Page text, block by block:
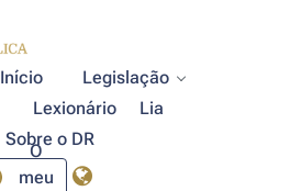
Início
Legislação
Lexionário
Lia
Sobre o DR
O
meu